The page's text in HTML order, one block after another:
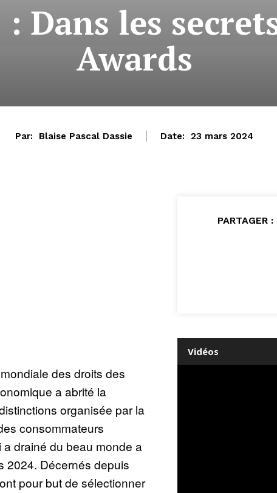
Dans les
Awards
Par: Blaise Pascal Dassie Date: 23 mars 2024
des droits des
a abrité la
organisée par la
consommateurs
a drainé du beau monde a
2024. Décernés depuis
pour but de sélectionner
PARTAGER :
Vidéos